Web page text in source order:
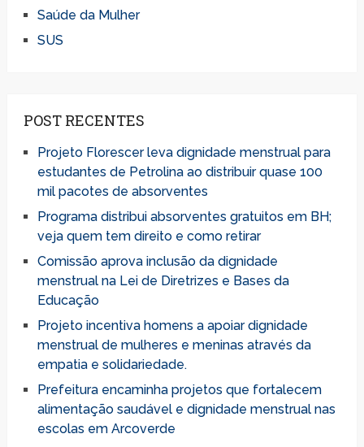
Saúde da Mulher
SUS
POST RECENTES
Projeto Florescer leva dignidade menstrual para
estudantes de Petrolina ao distribuir quase 100
mil pacotes de absorventes
Programa distribui absorventes gratuitos em BH;
veja quem tem direito e como retirar
Comissão aprova inclusão da dignidade
menstrual na Lei de Diretrizes e Bases da
Educação
Projeto incentiva homens a apoiar dignidade
menstrual de mulheres e meninas através da
empatia e solidariedade.
Prefeitura encaminha projetos que fortalecem
alimentação saudável e dignidade menstrual nas
escolas em Arcoverde